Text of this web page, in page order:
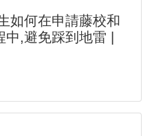
如何在申請藤校和
中,避免踩到地雷 |